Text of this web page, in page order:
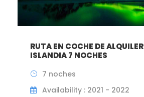
RUTA EN COCHE DE ALQUILER
ISLANDIA 7 NOCHES
7 noches
Availability : 2021 - 2022